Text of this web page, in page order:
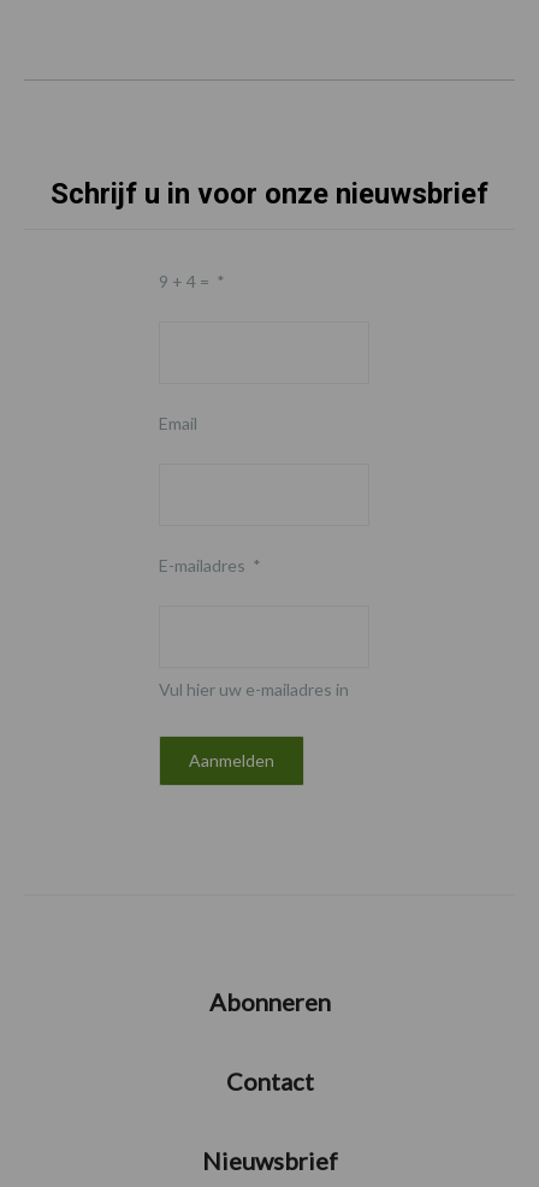
Schrijf u in voor onze nieuwsbrief
9 + 4 = *
Email
E-mailadres *
Vul hier uw e-mailadres in
Abonneren
Contact
Nieuwsbrief